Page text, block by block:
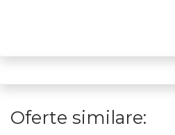
Oferte similare: